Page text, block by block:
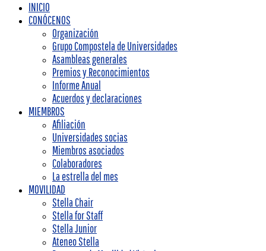
INICIO
CONÓCENOS
Organización
Grupo Compostela de Universidades
Asambleas generales
Premios y Reconocimientos
Informe Anual
Acuerdos y declaraciones
MIEMBROS
Afiliación
Universidades socias
Miembros asociados
Colaboradores
La estrella del mes
MOVILIDAD
Stella Chair
Stella for Staff
Stella Junior
Ateneo Stella